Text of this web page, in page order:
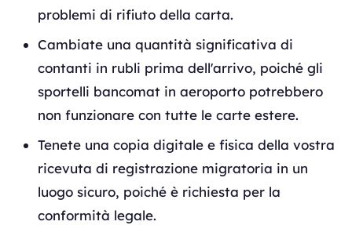
problemi di rifiuto della carta.
Cambiate una quantità significativa di
contanti in rubli prima dell'arrivo, poiché gli
sportelli bancomat in aeroporto potrebbero
non funzionare con tutte le carte estere.
Tenete una copia digitale e fisica della vostra
ricevuta di registrazione migratoria in un
luogo sicuro, poiché è richiesta per la
conformità legale.